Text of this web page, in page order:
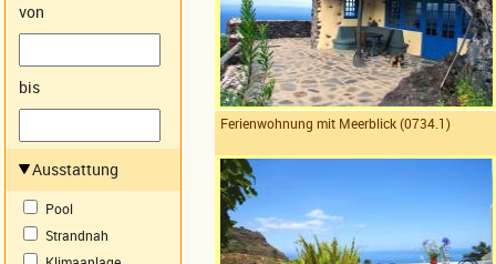
von
bis
Ausstattung
Pool
Strandnah
Ferienwohnung mit Meerblick (0734.1)